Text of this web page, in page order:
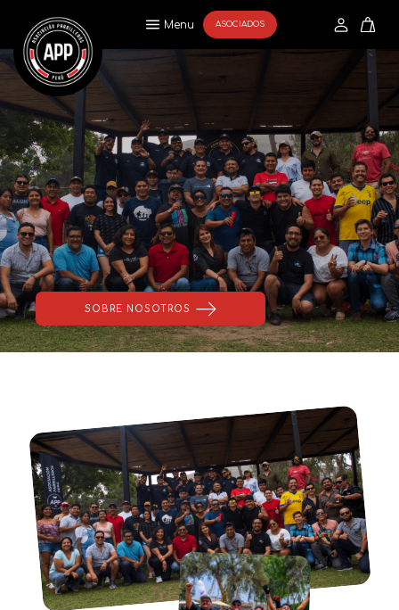
Menu ASOCIADOS
SOBRE NOSOTROS